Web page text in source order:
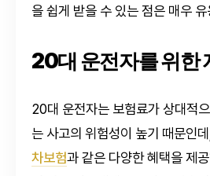
을 쉽게 받을 수 있는 점은 매우
20대 운전자를 위한
20대 운전자는 보험료가 상대적
는 사고의 위험성이 높기 때문인
차보험과 같은 다양한 혜택을 제